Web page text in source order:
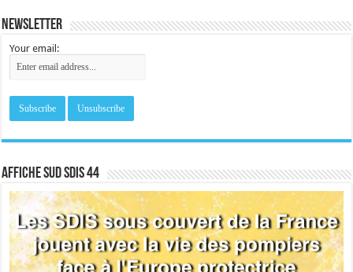
Newsletter
Your email:
Affiche sud SDIS 44